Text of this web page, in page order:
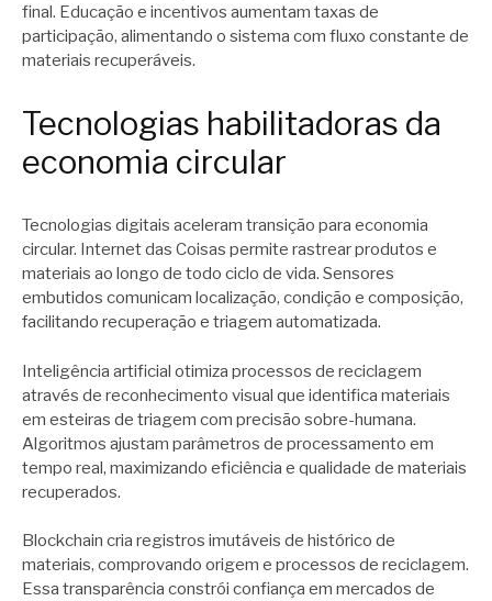
final. Educação e incentivos aumentam taxas de
participação, alimentando o sistema com fluxo constante de
materiais recuperáveis.
Tecnologias habilitadoras da
economia circular
Tecnologias digitais aceleram transição para economia
circular. Internet das Coisas permite rastrear produtos e
materiais ao longo de todo ciclo de vida. Sensores
embutidos comunicam localização, condição e composição,
facilitando recuperação e triagem automatizada.
Inteligência artificial otimiza processos de reciclagem
através de reconhecimento visual que identifica materiais
em esteiras de triagem com precisão sobre-humana.
Algoritmos ajustam parâmetros de processamento em
tempo real, maximizando eficiência e qualidade de materiais
recuperados.
Blockchain cria registros imutáveis de histórico de
materiais, comprovando origem e processos de reciclagem.
Essa transparência constrói confiança em mercados de